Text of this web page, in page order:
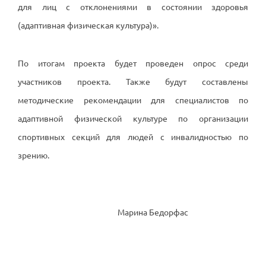
для лиц с отклонениями в состоянии здоровья
(адаптивная физическая культура)».
По итогам проекта будет проведен опрос среди
участников проекта. Также будут составлены
методические рекомендации для специалистов по
адаптивной физической культуре по организации
спортивных секций для людей с инвалидностью по
зрению.
Марина Бедорфас